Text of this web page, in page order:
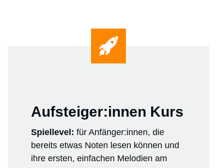
Aufsteiger:innen Kurs
Spiellevel: für Anfänger:innen, die
bereits etwas Noten lesen können und
ihre ersten, einfachen Melodien am